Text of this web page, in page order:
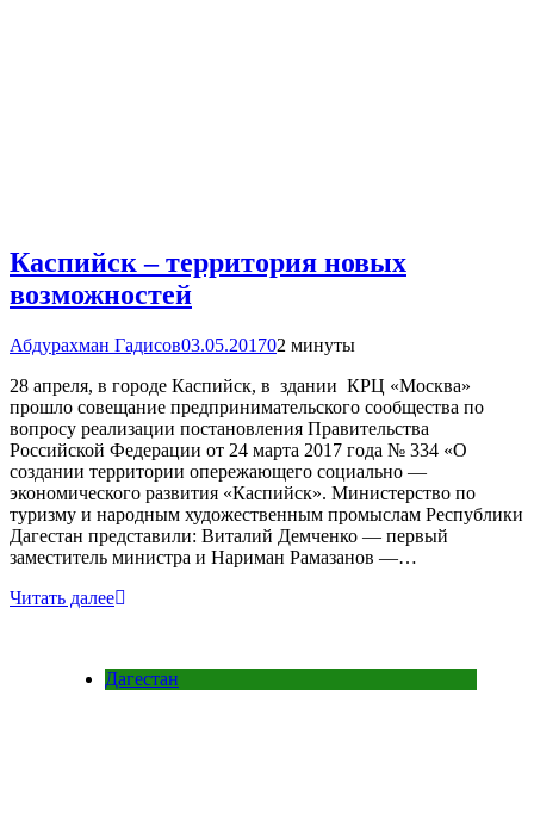
Каспийск – территория новых
возможностей
Абдурахман Гадисов03.05.201702 минуты
28 апреля, в городе Каспийск, в здании КРЦ «Москва»
прошло совещание предпринимательского сообщества по
вопросу реализации постановления Правительства
Российской Федерации от 24 марта 2017 года № 334 «О
создании территории опережающего социально —
экономического развития «Каспийск». Министерство по
туризму и народным художественным промыслам Республики
Дагестан представили: Виталий Демченко — первый
заместитель министра и Нариман Рамазанов —…
Читать далее
Дагестан